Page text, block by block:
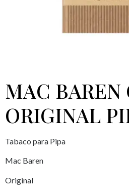
MAC
ORIGINAL
Tabaco para Pipa
Mac Baren
Original